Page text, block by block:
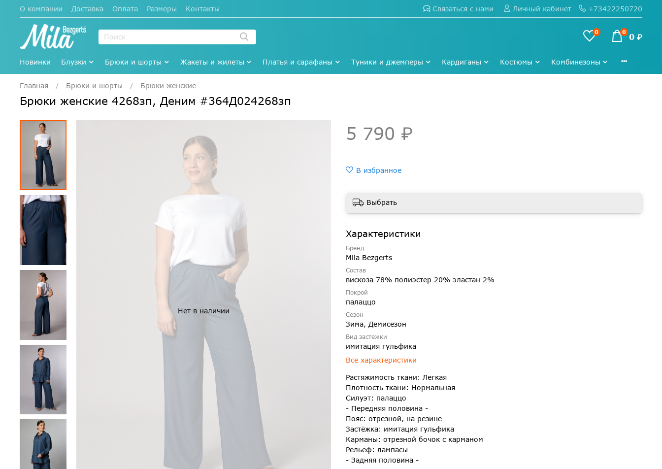
О компании Доставка Оплата Размеры Контакты Связаться с нами Личный кабинет +73422250720
0 0 0 ₽
Новинки Блузки Брюки и шорты Жакеты и жилеты Платья и сарафаны Туники и джемперы Кардиганы Костюмы Комбинезоны
Главная Брюки и шорты Брюки женские
Брюки женские 4268зп, Деним #364Д024268зп
Нет в наличии
5 790 ₽
В избранное
Выбрать
Характеристики
Бренд
Mila Bezgerts
Состав
вискоза 78% полиэстер 20% эластан 2%
Покрой
палаццо
Сезон
Зима, Демисезон
Вид застежки
имитация гульфика
Все характеристики
Растяжимость ткани: Легкая
Плотность ткани: Нормальная
Силуэт: палаццо
- Передняя половина -
Пояс: отрезной, на резине
Застёжка: имитация гульфика
Карманы: отрезной бочок с карманом
Рельеф: лампасы
- Задняя половина -